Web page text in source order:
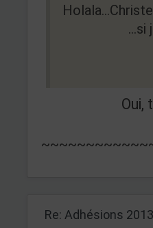
...si
Oui,
Re: Adhésions 2013